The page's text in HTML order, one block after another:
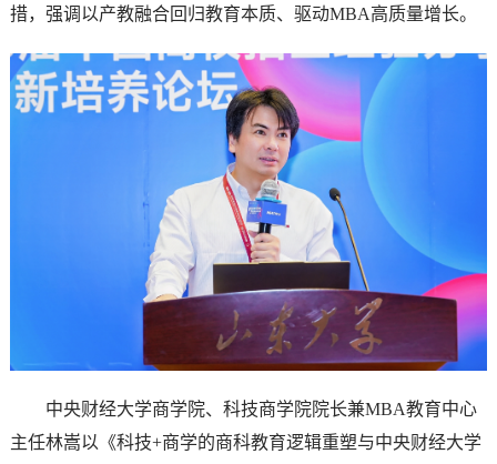
措，强调以产教融合回归教育本质、驱动MBA高质量增长。
中央财经大学商学院、科技商学院院长兼MBA教育中心
主任林嵩以《科技+商学的商科教育逻辑重塑与中央财经大学